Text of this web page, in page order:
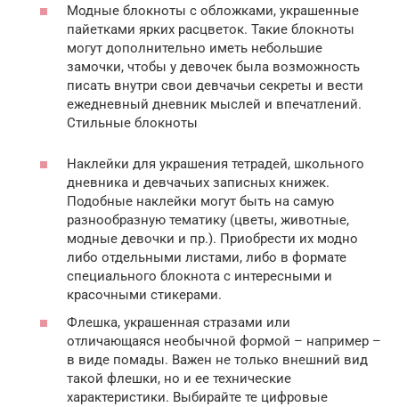
Модные блокноты с обложками, украшенные
пайетками ярких расцветок. Такие блокноты
могут дополнительно иметь небольшие
замочки, чтобы у девочек была возможность
писать внутри свои девчачьи секреты и вести
ежедневный дневник мыслей и впечатлений.
Стильные блокноты
Наклейки для украшения тетрадей, школьного
дневника и девчачьих записных книжек.
Подобные наклейки могут быть на самую
разнообразную тематику (цветы, животные,
модные девочки и пр.). Приобрести их модно
либо отдельными листами, либо в формате
специального блокнота с интересными и
красочными стикерами.
Флешка, украшенная стразами или
отличающаяся необычной формой – например –
в виде помады. Важен не только внешний вид
такой флешки, но и ее технические
характеристики. Выбирайте те цифровые